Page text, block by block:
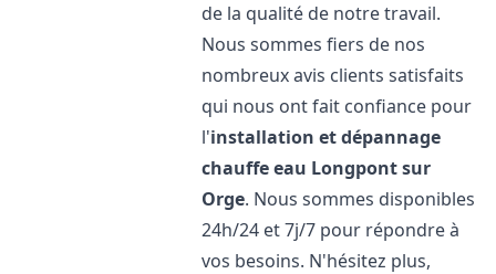
de la qualité de notre travail.
Nous sommes fiers de nos
nombreux avis clients satisfaits
qui nous ont fait confiance pour
l'installation et dépannage
chauffe eau Longpont sur
Orge. Nous sommes disponibles
24h/24 et 7j/7 pour répondre à
vos besoins. N'hésitez plus,